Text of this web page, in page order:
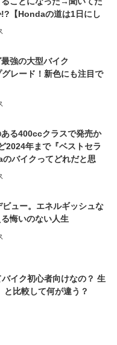
【Hondaの道は1日にし
①第一印象 編】
強の大型バイク
グレード！新色にも注目で
ある400ccクラスで発売か
年まで『ベストセラ
バイクってどれだと思
ュー。エネルギッシュな
悔いのない人生
イク初心者向けなの？ 生
と比較して何が違う？